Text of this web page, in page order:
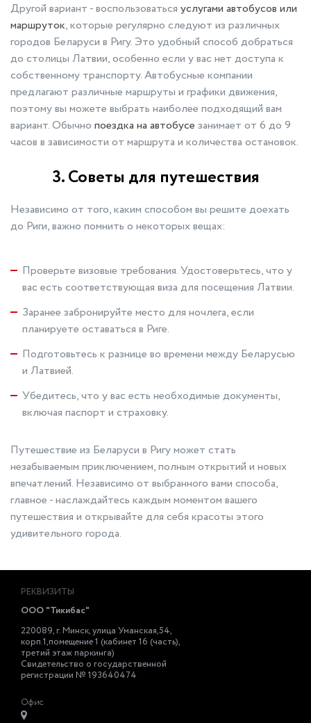
Другой вариант - воспользоваться услугами автобусов или
маршруток, которые регулярно следуют из различных
городов Беларуси в Ригу. Это удобный способ добраться
до столицы Латвии, особенно если у вас нет доступа к
собственному транспорту. Автобусные компании
предлагают различные маршруты и графики движения,
поэтому вы можете выбрать наиболее подходящий вам
вариант. Обычно поездка на автобусе занимает от 6 до 9
часов в зависимости от маршрута и количества остановок.
3. Советы для путешествия
Независимо от того, каким способом вы решите доехать
до Риги, важно помнить о некоторых вещах:
Проверьте визовые требования. Удостоверьтесь, что у
вас есть соответствующая виза для посещения Латвии.
Заранее забронируйте место для ночлега, если
планируете оставаться в Риге.
Подготовьтесь к разнице во времени между Беларусью
и Латвией.
Убедитесь, что у вас есть необходимые документы,
включая паспорт и страховку.
Путешествие из Беларуси в Ригу может стать
незабываемым приключением, полным открытий и новых
впечатлений. Независимо от выбранного вами способа,
главное - наслаждайтесь каждым моментом вашего
путешествия и открывайте для себя красоты этого
удивительного города.
РЕКВИЗИТЫ
ООО "Тикибас"
220089, г. Минск, улица Уманская,54,
корп.1,помещение 1 (кабинет 16 (часть),
третий этаж паркинга)
Свидетельство о государственной
регистрации № 193640474
Офис